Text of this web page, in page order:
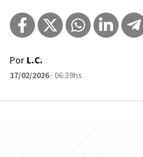
Por L.C.
17/02/2026- 06:39hs